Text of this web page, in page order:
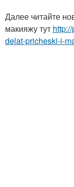
Далее читайте
макияжу тут
delat-pricheski-i-